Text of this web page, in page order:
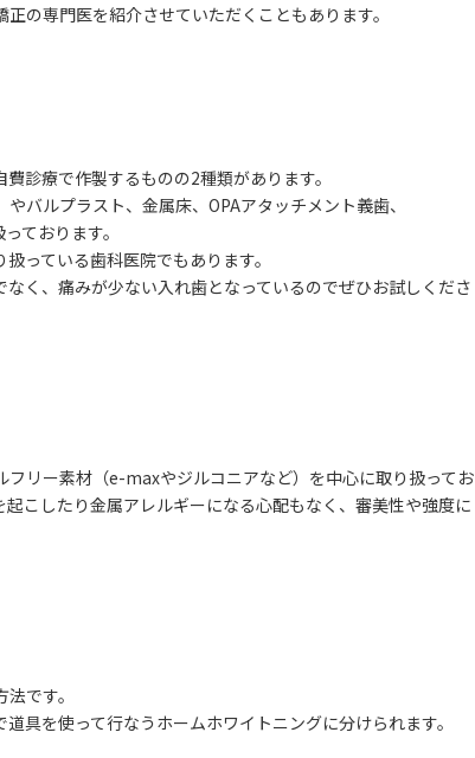
の専門医を紹介させていただくこともあります。
診療で作製するものの2種類があります。
バルプラスト、金属床、OPAアタッチメント義歯、
ております。
っている歯科医院でもあります。
く、痛みが少ない入れ歯となっているのでぜひお試しくださ
リー素材（e-maxやジルコニアなど）を中心に取り扱ってお
こしたり金属アレルギーになる心配もなく、審美性や強度に
です。
具を使って行なうホームホワイトニングに分けられます。